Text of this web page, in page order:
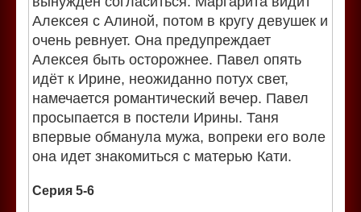
Алексея с Алиной, потом в кругу девушек и
очень ревнует. Она предупреждает
Алексея быть осторожнее. Павел опять
идёт к Ирине, неожиданно потух свет,
намечается романтический вечер. Павел
просыпается в постели Ирины. Таня
впервые обманула мужа, вопреки его воле
она идет знакомиться с матерью Кати.
Серия 5-6